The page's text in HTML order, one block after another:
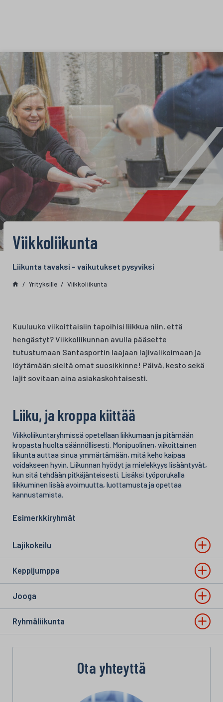
Siirry sisältöön
Viikkoliikunta
Liikunta tavaksi – vaikutukset pysyviksi
Yrityksille Viikkoliikunta
Kuuluuko viikoittaisiin tapoihisi liikkua niin, että
hengästyt? Viikkoliikunnan avulla pääsette
tutustumaan Santasportin laajaan lajivalikoimaan ja
löytämään sieltä omat suosikkinne! Päivä, kesto sekä
lajit sovitaan aina asiakaskohtaisesti.
Liiku, ja kroppa kiittää
Viikkoliikuntaryhmissä opetellaan liikkumaan ja pitämään
kropasta huolta säännöllisesti. Monipuolinen, viikoittainen
liikunta auttaa sinua ymmärtämään, mitä keho kaipaa
voidakseen hyvin. Liikunnan hyödyt ja mielekkyys lisääntyvät,
kun sitä tehdään pitkäjänteisesti. Lisäksi työporukalla
liikkuminen lisää avoimuutta, luottamusta ja opettaa
kannustamista.
Esimerkkiryhmät
Lajikokeilu
Keppijumppa
Jooga
Ryhmäliikunta
Ota yhteyttä